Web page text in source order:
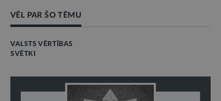
VĒL PAR ŠO TĒMU
VALSTS VĒRTĪBAS
SVĒTKI